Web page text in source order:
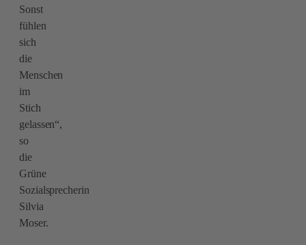
Sonst
fühlen
sich
die
Menschen
im
Stich
gelassen“,
so
die
Grüne
Sozialsprecherin
Silvia
Moser.